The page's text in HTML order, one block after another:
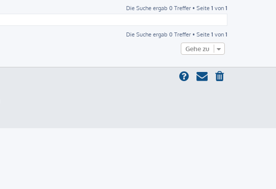
Die Suche ergab 0 Treffer • Seite 1 von 1
Die Suche ergab 0 Treffer • Seite 1 von 1
Gehe zu